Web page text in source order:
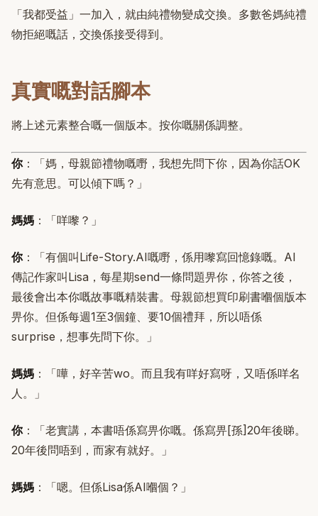
「我都受益」一加入，就由純禮物變成交換。多數爸媽純禮
物拒絕嘅話，交換係接受得到。
真實嘅對話腳本
將上述元素整合嘅一個版本。按你嘅關係調整。
你：「媽，母親節禮物嘅嘢，我想先問下你，因為你話OK
先有意思。可以傾下嗎？」
媽媽 ：「咩嚟？」
你：「有個叫Life-Story.AI嘅嘢，係用嚟寫回憶錄嘅。AI
傳記作家叫Lisa，每星期send一條問題畀你，你答之後，
最後會出本你嘅故事嘅精裝書。母親節想買印刷書嗰個版本
畀你。但係每週1至3個鐘、要10個禮拜，所以唔係
surprise，想事先問下你。」
媽媽 ：「嘩，好辛苦wo。而且我有咩好寫呀，又唔係咩名
人。」
你：「老實講，本書唔係寫畀你嘅。係寫畀[孫]20年後睇。
20年後問唔到，而家有就好。」
媽媽 ：「嗯。但係Lisa係AI嗰個？」